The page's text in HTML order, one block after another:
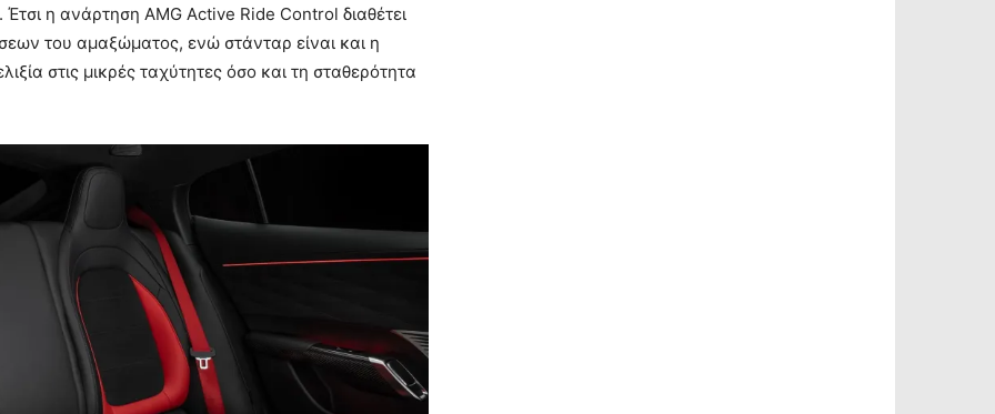
η ανάρτηση AMG Active Ride Control διαθέτει
του αμαξώματος, ενώ στάνταρ είναι και η
στις μικρές ταχύτητες όσο και τη σταθερότητα